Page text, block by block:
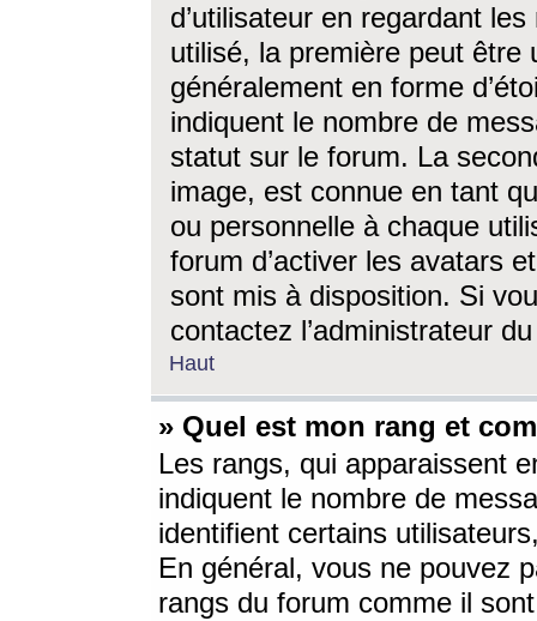
d’utilisateur en regardant
utilisé, la première peut être
généralement en forme
indiquent le nombre de
statut sur le forum. La
image, est connue en tant
ou personnelle à chaque
forum d’activer les avatars
sont mis à disposition. Si
contactez l’administrateur
Haut
» Quel est mon rang et
Les rangs, qui apparaissent
indiquent le nombre de
identifient certains
En général, vous ne pouvez
rangs du forum comme il